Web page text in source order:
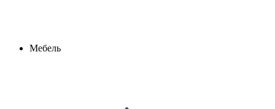
Мебель